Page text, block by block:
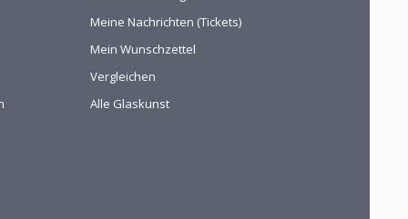
Meine Nachrichten (Tickets)
Mein Wunschzettel
Vergleichen
Alle Glaskunst